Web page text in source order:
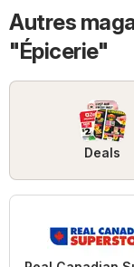
Autres
"Épicerie"
Deals